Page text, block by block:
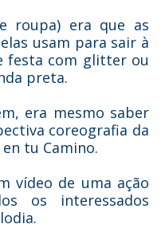
roupa) era que as
usam para sair à
festa com glitter ou
preta.
era mesmo saber
coreografia da
tu Camino.
vídeo de uma ação
os interessados